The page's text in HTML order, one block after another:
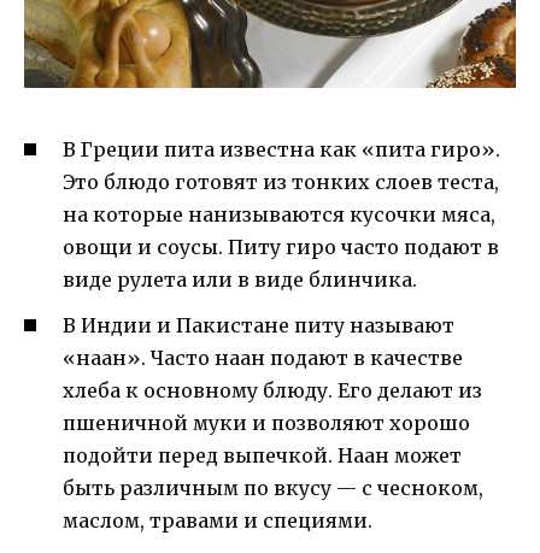
В Греции пита известна как «пита гиро».
Это блюдо готовят из тонких слоев теста,
на которые нанизываются кусочки мяса,
овощи и соусы. Питу гиро часто подают в
виде рулета или в виде блинчика.
В Индии и Пакистане питу называют
«наан». Часто наан подают в качестве
хлеба к основному блюду. Его делают из
пшеничной муки и позволяют хорошо
подойти перед выпечкой. Наан может
быть различным по вкусу — с чесноком,
маслом, травами и специями.